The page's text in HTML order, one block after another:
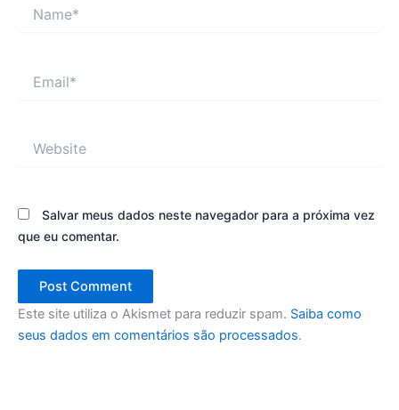
Salvar meus dados neste navegador para a próxima vez
que eu comentar.
Este site utiliza o Akismet para reduzir spam. Saiba como
seus dados em comentários são processados.